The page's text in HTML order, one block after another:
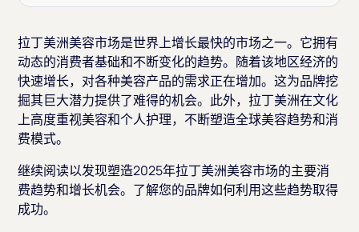
拉丁美洲美容市场是世界上增长最快的市场之一。它拥有
动态的消费者基础和不断变化的趋势。随着该地区经济的
快速增长，对各种美容产品的需求正在增加。这为品牌挖
掘其巨大潜力提供了难得的机会。此外，拉丁美洲在文化
上高度重视美容和个人护理，不断塑造全球美容趋势和消
费模式。
继续阅读以发现塑造2025年拉丁美洲美容市场的主要消
费趋势和增长机会。了解您的品牌如何利用这些趋势取得
成功。